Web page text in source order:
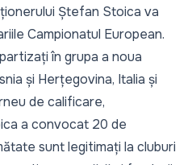
Ștefan Stoica va
Campionatul European.
în grupa a noua
și Herțegovina, Italia și
de calificare,
a convocat 20 de
sunt legitimați la cluburi